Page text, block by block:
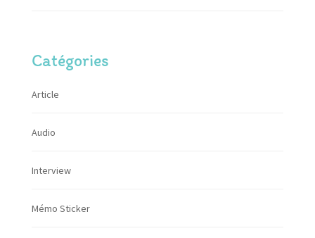
Catégories
Article
Audio
Interview
Mémo Sticker